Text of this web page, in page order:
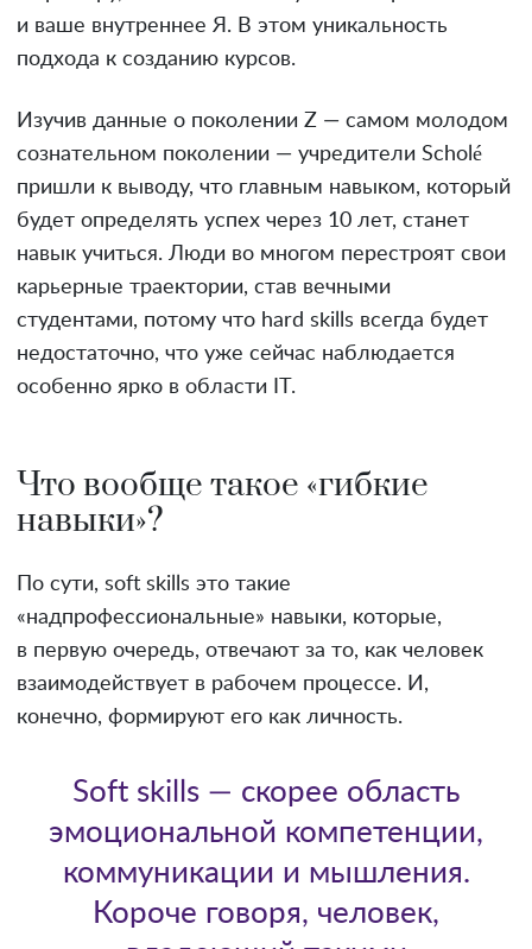
и ваше внутреннее Я. В этом уникальность
подхода к созданию курсов.
Изучив данные о поколении Z — самом молодом
сознательном поколении — учредители Scholé
пришли к выводу, что главным навыком, который
будет определять успех через 10 лет, станет
навык учиться. Люди во многом перестроят свои
карьерные траектории, став вечными
студентами, потому что hard skills всегда будет
недостаточно, что уже сейчас наблюдается
особенно ярко в области IT.
Что вообще такое «гибкие
навыки»?
По сути, soft skills это такие
«надпрофессиональные» навыки, которые,
в первую очередь, отвечают за то, как человек
взаимодействует в рабочем процессе. И,
конечно, формируют его как личность.
Soft skills — скорее область
эмоциональной компетенции,
коммуникации и мышления.
Короче говоря, человек,